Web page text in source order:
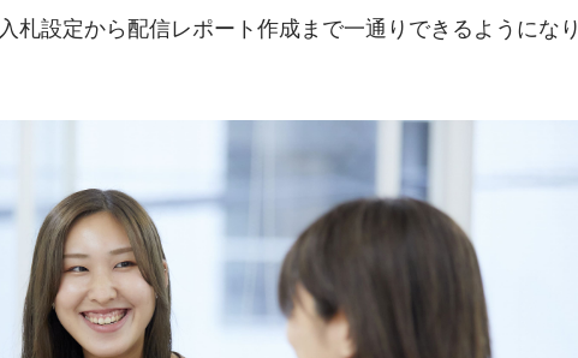
札設定から配信レポート作成まで一通りできるようになり